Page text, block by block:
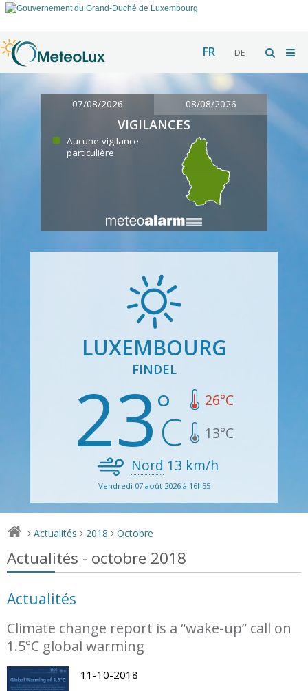
FR DE
07/08/2026 08/08/2026
VIGILANCES
Aucune vigilance
particulière
LUXEMBOURG
FINDEL
23 26°C
13°C
Nord 13 km/h
Vendredi 07 août 2026 à 16h55
> Actualités > 2018 > Octobre
Actualités - octobre 2018
Actualités
Climate change report is a “wake-up” call on
1.5°C global warming
11-10-2018